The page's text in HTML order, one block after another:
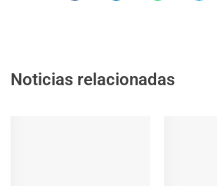
Noticias relacionadas